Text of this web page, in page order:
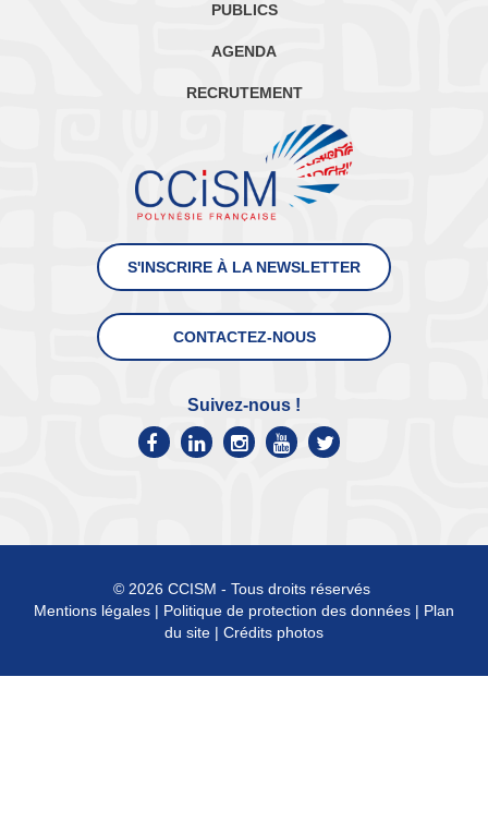
PUBLICS
AGENDA
RECRUTEMENT
S'INSCRIRE À LA NEWSLETTER
CONTACTEZ-NOUS
Suivez-nous !
© 2026 CCISM - Tous droits réservés
Mentions légales | Politique de protection des données | Plan
du site | Crédits photos